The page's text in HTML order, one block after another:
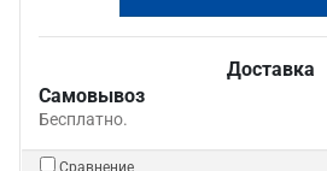
Доставка
Самовывоз
Бесплатно.
Сравнение